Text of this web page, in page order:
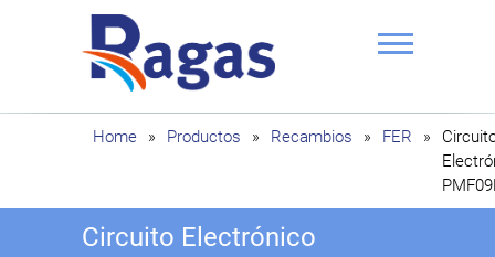
Ragas
Home » Productos » Recambios » FER »
Circuito Electrónico